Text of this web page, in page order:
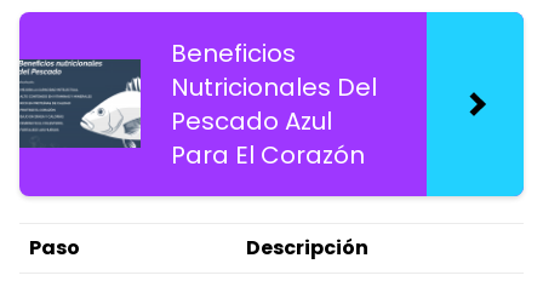
Beneficios
Nutricionales Del
Pescado Azul
Para El Corazón
Paso
Descripción